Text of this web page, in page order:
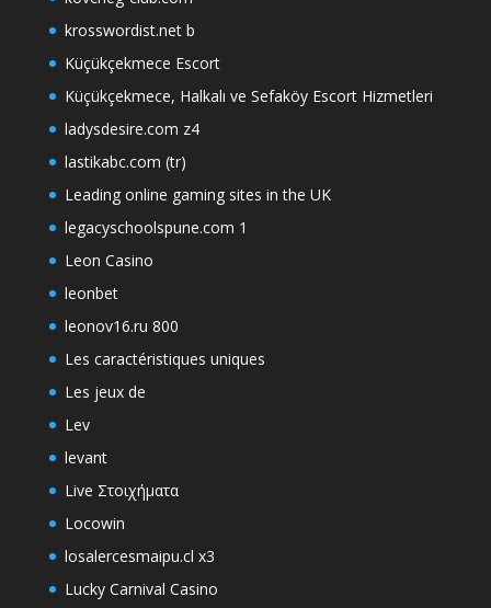
krosswordist.net b
Küçükçekmece Escort
Küçükçekmece, Halkalı ve Sefaköy Escort Hizmetleri
ladysdesire.com z4
lastikabc.com (tr)
Leading online gaming sites in the UK
legacyschoolspune.com 1
Leon Casino
leonbet
leonov16.ru 800
Les caractéristiques uniques
Les jeux de
Lev
levant
Live Στοιχήματα
Locowin
losalercesmaipu.cl x3
Lucky Carnival Casino